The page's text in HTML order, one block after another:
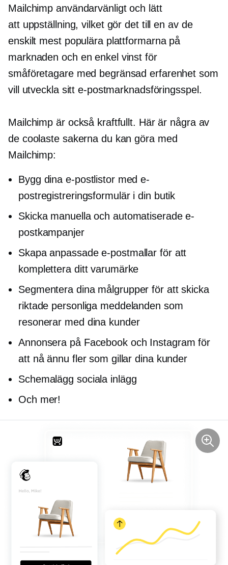
Mailchimpanvändarvänligtoch lätt
att uppställning, vilket gör det till en av de
enskilt mest populära plattformarna på
marknaden och en enkel vinst för
småföretagare med begränsad erfarenhet som
vill utveckla sitt e-postmarknadsföringsspel.
Mailchimp är också kraftfullt. Här är några av
de coolaste sakerna du kan göra med
Mailchimp:
Bygg dina e-postlistor med e-
postregistreringsformulär i din butik
Skicka manuella och automatiserade e-
postkampanjer
Skapa anpassade e-postmallar för att
komplettera ditt varumärke
Segmentera dina målgrupper för att skicka
riktade personliga meddelanden som
resonerar med dina kunder
Annonsera på Facebook och Instagram för
att nå ännu fler som gillar dina kunder
Schemalägg sociala inlägg
Och mer!